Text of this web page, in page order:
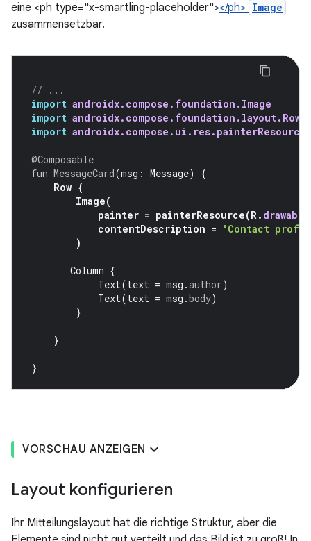
eine <ph type="x-smartling-placeholder"></ph> Image
zusammensetzbar.
// ...
import androidx.compose.foundation.Image
import androidx.compose.foundation.layout.Row
import androidx.compose.ui.res.painterResource
@Composable
fun MessageCard(msg : Message)
{
Row {
Image(
painter = painterResource(R. drawable
contentDescription = "Contact
)
Column {
Text(text = msg .author)
Text(text = msg .body)
}
}
}
VORSCHAU ANZEIGEN
Layout konfigurieren
Ihr Mitteilungslayout hat die richtige Struktur, aber die